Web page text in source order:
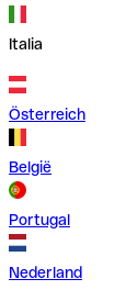
Italia
Österreich
België
Portugal
Nederland